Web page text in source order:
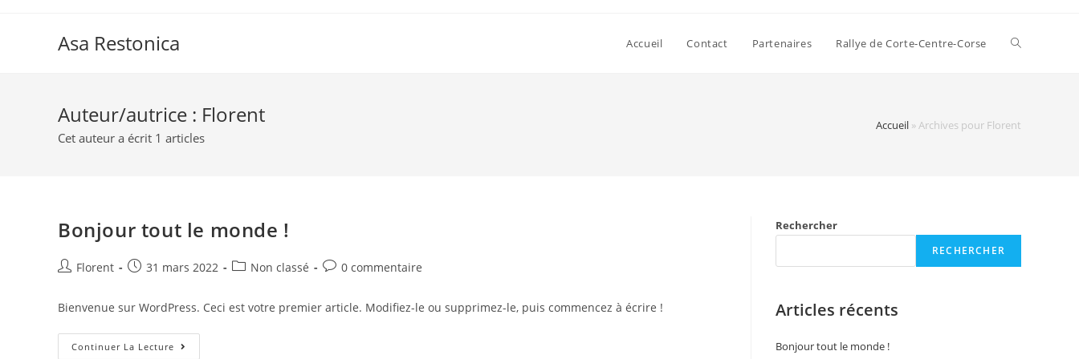
Asa Restonica Accueil Contact Partenaires Rallye de Corte-Centre-Corse
Auteur/autrice : Florent
Cet auteur a écrit 1 articles
Accueil »Archives pour Florent
Bonjour tout le monde !
Auteur/autrice
la
publication :
Florent
Post31 mars 2022
PostNon classé
Post0 commentaire
Bienvenue sur WordPress. Ceci est votre premier article. Modifiez-le ou supprimez-le, puis commencez à écrire !
Continuer La Lecture Bonjour
Rechercher
RECHERCHER
Articles récents
Bonjour tout le monde !